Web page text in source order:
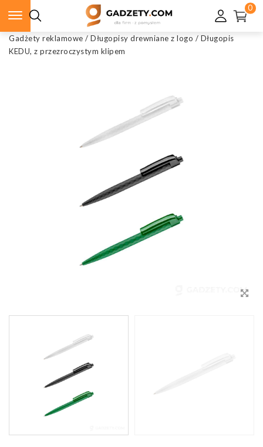
0
Gadżety reklamowe / Długopisy drewniane z logo / Długopis
KEDU, z przezroczystym klipem